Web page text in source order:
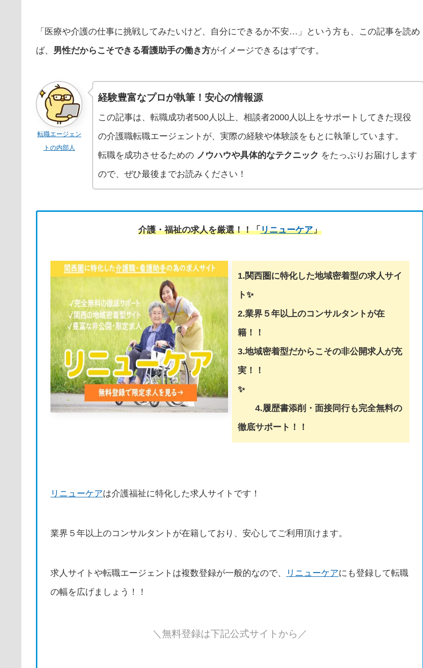
「医療や介護の仕事に挑戦してみたいけど、自分にできるか不安…」という方も、この記事を読め
ば、 男性だからこそできる看護助手の働き方がイメージできるはずです。
転職エージェン
トの内部人
経験豊富なプロが執筆！安心の情報源
この記事は、転職成功者500人以上、相談者2000人以上をサポートしてきた現役
の介護職転職エージェントが、実際の経験や体験談をもとに執筆しています。
転職を成功させるための ノウハウや具体的なテクニック をたっぷりお届けします
ので、ぜひ最後までお読みください！
介護・福祉の求人を厳選！！「リニューケア」
1.関西圏に特化した地域密着型の求人サイ
ト✨
2.業界５年以上のコンサルタントが在
籍！！
3.地域密着型だからこその非公開求人が充
実！！
✨
4.履歴書添削・面接同行も完全無料の
徹底サポート！！
リニューケアは介護福祉に特化した求人サイトです！
業界５年以上のコンサルタントが在籍しており、安心してご利用頂けます。
求人サイトや転職エージェントは複数登録が一般的なので、 リニューケアにも登録して転職
の幅を広げましょう！！
＼無料登録は下記公式サイトから／